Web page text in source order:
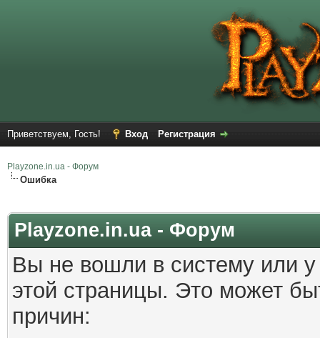
Приветствуем, Гость! Вход Регистрация
Playzone.in.ua - Форум
Ошибка
Playzone.in.ua - Форум
Вы не вошли в систему или
этой страницы. Это может
причин: